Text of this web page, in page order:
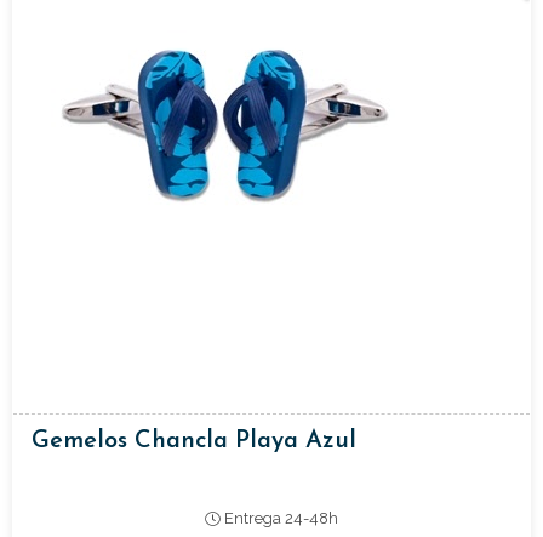
Gemelos Chancla Playa Azul
Entrega 24-48h